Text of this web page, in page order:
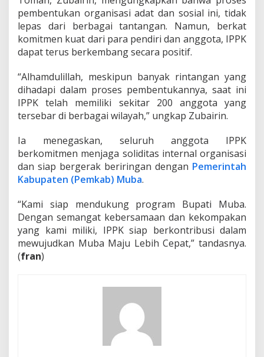
pembentukan organisasi adat dan sosial ini, tidak
lepas dari berbagai tantangan. Namun, berkat
komitmen kuat dari para pendiri dan anggota, IPPK
dapat terus berkembang secara positif.
“Alhamdulillah, meskipun banyak rintangan yang
dihadapi dalam proses pembentukannya, saat ini
IPPK telah memiliki sekitar 200 anggota yang
tersebar di berbagai wilayah,” ungkap Zubairin.
Ia menegaskan, seluruh anggota IPPK
berkomitmen menjaga soliditas internal organisasi
dan siap bergerak beriringan dengan Pemerintah
Kabupaten (Pemkab) Muba.
“Kami siap mendukung program Bupati Muba.
Dengan semangat kebersamaan dan kekompakan
yang kami miliki, IPPK siap berkontribusi dalam
mewujudkan Muba Maju Lebih Cepat,” tandasnya.
(fran)